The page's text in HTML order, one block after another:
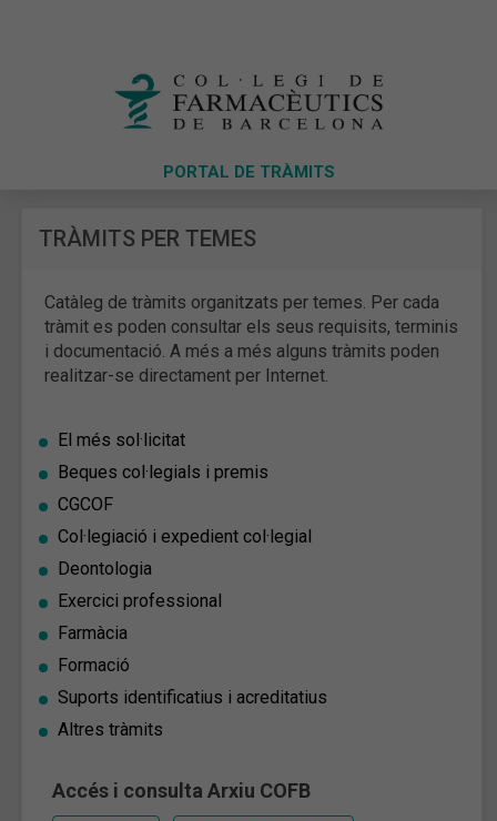
PORTAL DE TRÀMITS
TRÀMITS PER TEMES
Catàleg de tràmits organitzats per temes. Per cada
tràmit es poden consultar els seus requisits, terminis
i documentació. A més a més alguns tràmits poden
realitzar-se directament per Internet.
El més sol·licitat
Beques col·legials i premis
CGCOF
Col·legiació i expedient col·legial
Deontologia
Exercici professional
Farmàcia
Formació
Suports identificatius i acreditatius
Altres tràmits
Accés i consulta Arxiu COFB